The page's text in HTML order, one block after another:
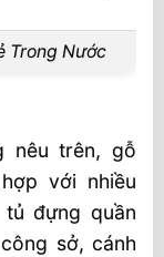
Trong Nước
nêu trên, gỗ
với nhiều
đựng quần
sở, cánh